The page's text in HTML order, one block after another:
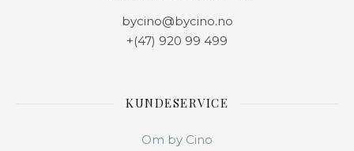
bycino@bycino.no
+(47) 920 99 499
KUNDESERVICE
Om by Cino